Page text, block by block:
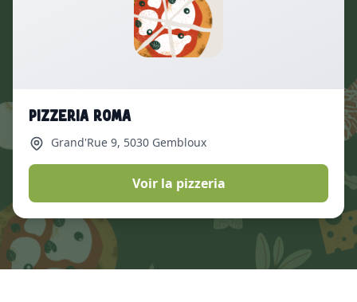
Pizzeria Roma
Grand'Rue 9, 5030 Gembloux
Voir la pizzeria